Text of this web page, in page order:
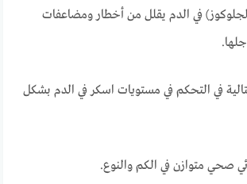
في الدم يقلل من أخطار ومضاعفات
في التحكم في مستويات اسكر في الدم بشكل
صحي متوازن في الكم والنوع.